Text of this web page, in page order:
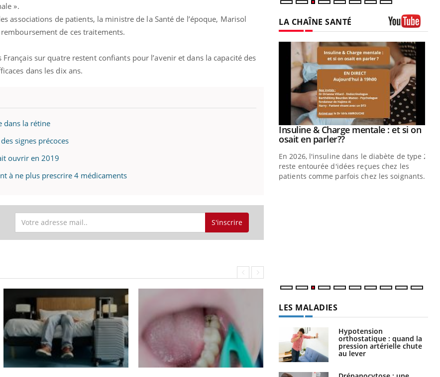
».
associations de patients, la ministre de la Santé de l’époque, Marisol
de ces traitements.
sur quatre restent confiants pour l’avenir et dans la capacité des
dans les dix ans.
dans la rétine
signes précoces
ouvrir en 2019
à ne plus prescrire 4 médicaments
S'inscrire
LA CHAÎNE SANTÉ
Chronique des Mains :
ma maladieYoutube
sujets qui sont faciles à aborder...
sur la maladie d'un proche c'est
Youtube
Insuline & Charge mentale : et si on
osait en parler??Youtube
En 2026, l'insuline dans le diabète de type 2
reste entourée d'idées reçues chez les
patients comme parfois chez les soignants.
LES MALADIES
Hypotension
orthostatique : quand la
pression artérielle chute
au lever